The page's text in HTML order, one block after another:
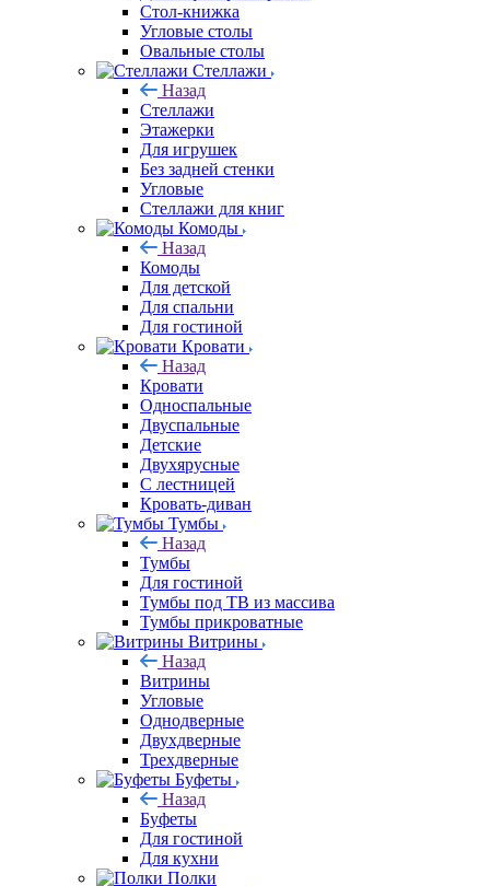
Стол-книжка
Угловые столы
Овальные столы
Стеллажи
Назад
Стеллажи
Этажерки
Для игрушек
Без задней стенки
Угловые
Стеллажи для книг
Комоды
Назад
Комоды
Для детской
Для спальни
Для гостиной
Кровати
Назад
Кровати
Односпальные
Двуспальные
Детские
Двухярусные
С лестницей
Кровать-диван
Тумбы
Назад
Тумбы
Для гостиной
Тумбы под ТВ из массива
Тумбы прикроватные
Витрины
Назад
Витрины
Угловые
Однодверные
Двухдверные
Трехдверные
Буфеты
Назад
Буфеты
Для гостиной
Для кухни
Полки